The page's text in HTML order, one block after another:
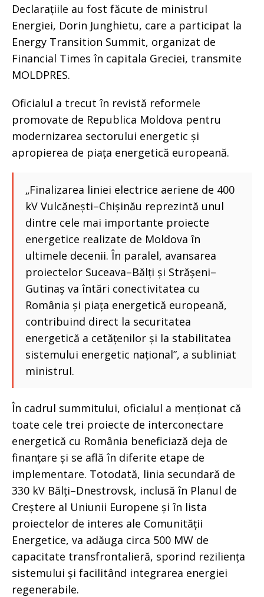
Declarațiile au fost făcute de ministrul
Energiei, Dorin Junghietu, care a participat la
Energy Transition Summit, organizat de
Financial Times în capitala Greciei, transmite
MOLDPRES.
Oficialul a trecut în revistă reformele
promovate de Republica Moldova pentru
modernizarea sectorului energetic și
apropierea de piața energetică europeană.
„Finalizarea liniei electrice aeriene de 400
kV Vulcănești–Chișinău reprezintă unul
dintre cele mai importante proiecte
energetice realizate de Moldova în
ultimele decenii. În paralel, avansarea
proiectelor Suceava–Bălți și Strășeni–
Gutinaș va întări conectivitatea cu
România și piața energetică europeană,
contribuind direct la securitatea
energetică a cetățenilor și la stabilitatea
sistemului energetic național”, a subliniat
ministrul.
În cadrul summitului, oficialul a menționat că
toate cele trei proiecte de interconectare
energetică cu România beneficiază deja de
finanțare și se află în diferite etape de
implementare. Totodată, linia secundară de
330 kV Bălți–Dnestrovsk, inclusă în Planul de
Creștere al Uniunii Europene și în lista
proiectelor de interes ale Comunității
Energetice, va adăuga circa 500 MW de
capacitate transfrontalieră, sporind reziliența
sistemului și facilitând integrarea energiei
regenerabile.